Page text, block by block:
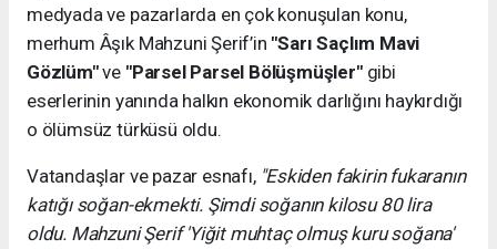
medyada ve pazarlarda en çok konuşulan konu,
merhum Âşık Mahzuni Şerif’in "Sarı Saçlım Mavi
Gözlüm"ve "Parsel Parsel Bölüşmüşler"gibi
eserlerinin yanında halkın ekonomik darlığını haykırdığı
o ölümsüz türküsü oldu.
Vatandaşlar ve pazar esnafı, "Eskiden fakirin fukaranın
katığı soğan-ekmekti. Şimdi soğanın kilosu 80 lira
oldu. Mahzuni Şerif 'Yiğit muhtaç olmuş kuru soğana'